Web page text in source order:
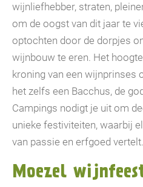
wijnliefhebber, straten,
om de oogst van dit jaar te
optochten door de dorpjes
wijnbouw te eren. Het
kroning van een wijnprinses
het zelfs een Bacchus, de
Campings nodigt je uit om
unieke festiviteiten, waarbij
van passie en erfgoed vertelt.
Moezel